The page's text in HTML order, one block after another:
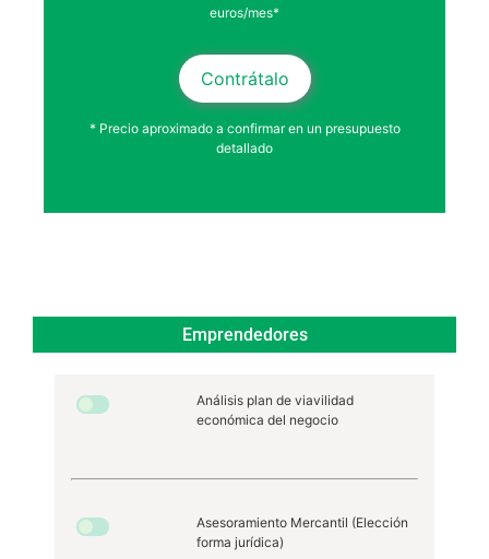
euros/mes*
Contrátalo
* Precio aproximado a confirmar en un presupuesto
detallado
Emprendedores
Análisis plan de viavilidad
económica del negocio
Asesoramiento Mercantil (Elección
forma jurídica)